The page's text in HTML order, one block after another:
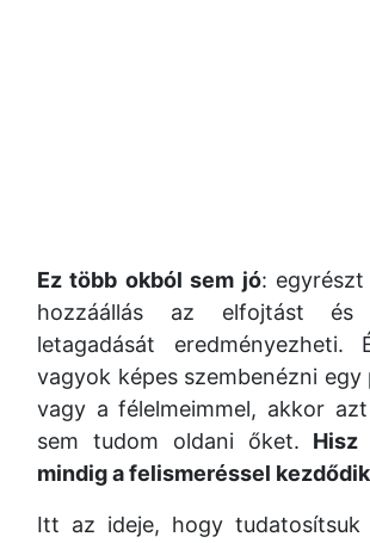
Ez több okból sem jó:
hozzáállás az elfojtást
letagadását eredményezheti.
vagyok képes szembenézni egy
vagy a félelmeimmel, akkor
sem tudom oldani őket. Hisz
mindig a felismeréssel
Itt az ideje, hogy tudatosítsuk